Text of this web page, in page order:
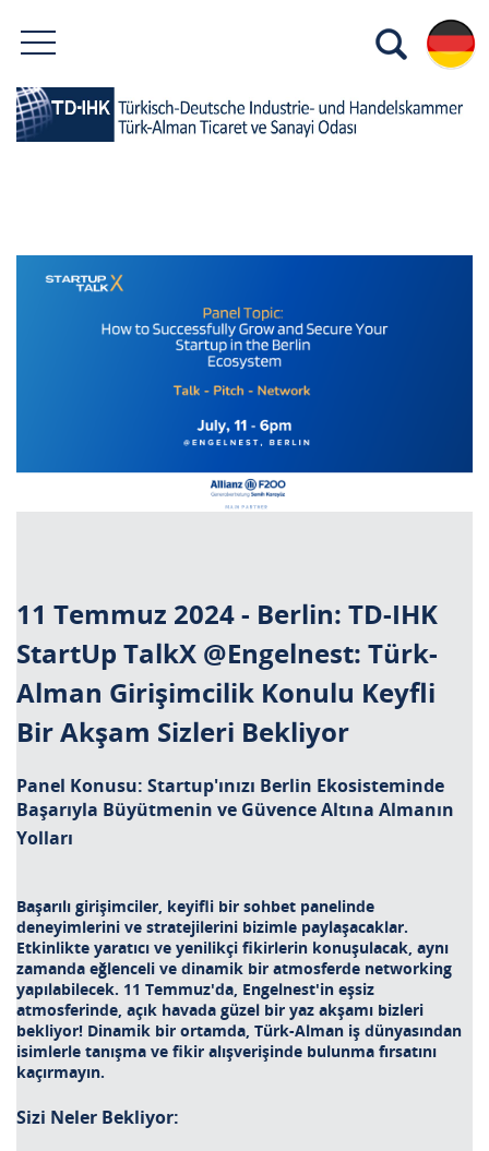
11 Temmuz 2024 - Berlin: TD-IHK
StartUp TalkX @Engelnest: Türk-
Alman Girişimcilik Konulu Keyfli
Bir Akşam Sizleri Bekliyor
Panel Konusu: Startup'ınızı Berlin Ekosisteminde
Başarıyla Büyütmenin ve Güvence Altına Almanın
Yolları
Başarılı girişimciler, keyifli bir sohbet panelinde
deneyimlerini ve stratejilerini bizimle paylaşacaklar.
Etkinlikte yaratıcı ve yenilikçi fikirlerin konuşulacak, aynı
zamanda eğlenceli ve dinamik bir atmosferde networking
yapılabilecek. 11 Temmuz'da, Engelnest'in eşsiz
atmosferinde, açık havada güzel bir yaz akşamı bizleri
bekliyor! Dinamik bir ortamda, Türk-Alman iş dünyasından
isimlerle tanışma ve fikir alışverişinde bulunma fırsatını
kaçırmayın.
Sizi Neler Bekliyor: